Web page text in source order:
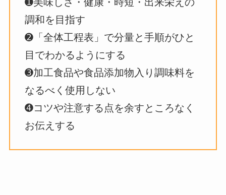
調和を目指す
➋「全体工程表」で分量と手順がひと
目でわかるようにする
➌加工食品や食品添加物入り調味料を
なるべく使用しない
➍コツや注意する点を余すところなく
お伝えする